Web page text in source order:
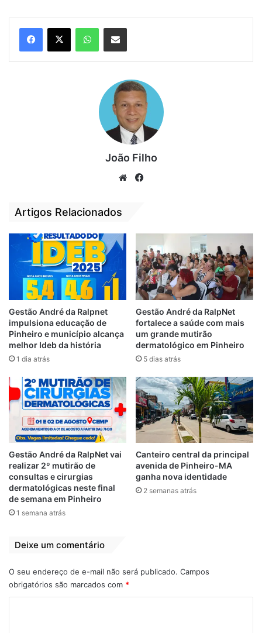
avenidas ligadas a via, mas uma equipe da
Secretaria Municipal de Trânsito e
Transporte (SMTT) foi acionada para
Até o momento não foi divulgado o estado
de saúde do condutor do veículo e em se
houve outros feridos.
Capotamento
São Luís
João Filho
We
Artigos Relacionados
Gestão André da Ralpnet
impulsiona educação de
Pinheiro e município alcança
melhor Ideb da história
1 dia atrás
Gestão André da RalpNet
fortalece a saúde com mais
um grande mutirão
dermatológico em Pinheiro
5 dias atrás
Gestão André da RalpNet vai
realizar 2º mutirão de
consultas e cirurgias
dermatológicas neste final
de semana em Pinheiro
1 semana atrás
Canteiro central da principal
avenida de Pinheiro-MA
ganha nova identidade
2 semanas atrás
Deixe um comentário
O seu endereço de e-mail não será publicado. Campos
obrigatórios são marcados com *